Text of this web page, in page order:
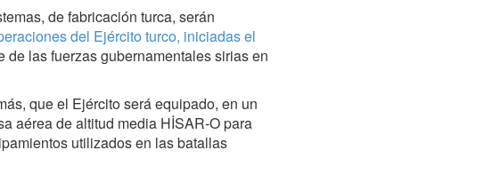
de fabricación turca, serán
del Ejército turco, iniciadas el
de las fuerzas gubernamentales sirias en
que el Ejército será equipado, en un
aérea de altitud media HİSAR-O para
utilizados en las batallas